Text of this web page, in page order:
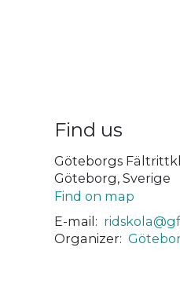
Find us
Göteborgs
Göteborg, Sverige
Find on map
E-mail:
Organizer: